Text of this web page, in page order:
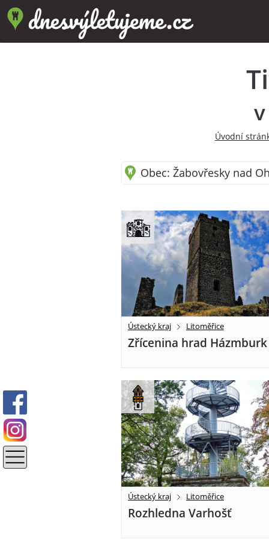
Úvodní
Obec: Žabovřesky nad
Ústecký kraj Litoměřice
Zřícenina hrad Házmburk
Ústecký kraj Litoměřice
Rozhledna Varhošť